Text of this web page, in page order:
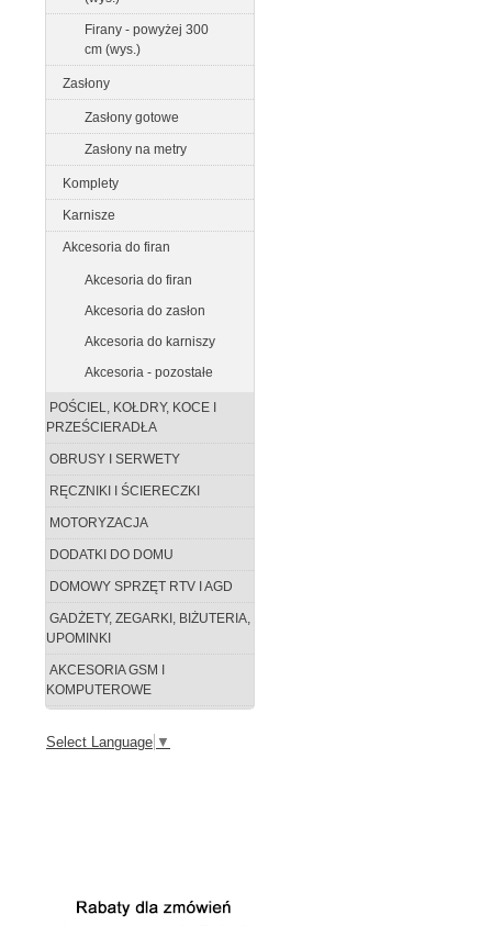
Firany - powyżej 300
cm (wys.)
Zasłony
Zasłony gotowe
Zasłony na metry
Komplety
Karnisze
Akcesoria do firan
Akcesoria do firan
Akcesoria do zasłon
Akcesoria do karniszy
Akcesoria - pozostałe
POŚCIEL, KOŁDRY, KOCE I
PRZEŚCIERADŁA
OBRUSY I SERWETY
RĘCZNIKI I ŚCIERECZKI
MOTORYZACJA
DODATKI DO DOMU
DOMOWY SPRZĘT RTV I AGD
GADŻETY, ZEGARKI, BIŻUTERIA,
UPOMINKI
AKCESORIA GSM I
KOMPUTEROWE
Select Language ▼